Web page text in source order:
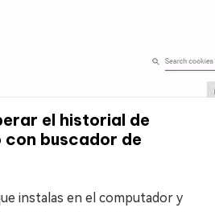
el historial de
buscador de
instalas en el computador y